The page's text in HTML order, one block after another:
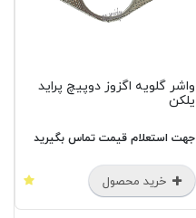
واشر گلویه اگزوز دوپیچ پراید
یلکن
جهت استعلام قیمت تماس بگیرید
خرید محصول